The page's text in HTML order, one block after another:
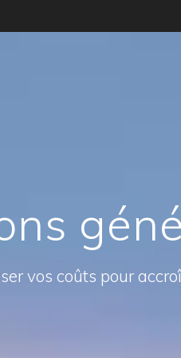
vos coûts pour